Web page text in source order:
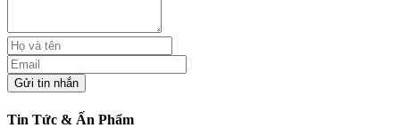
Tin Tức & Ấn Phẩm